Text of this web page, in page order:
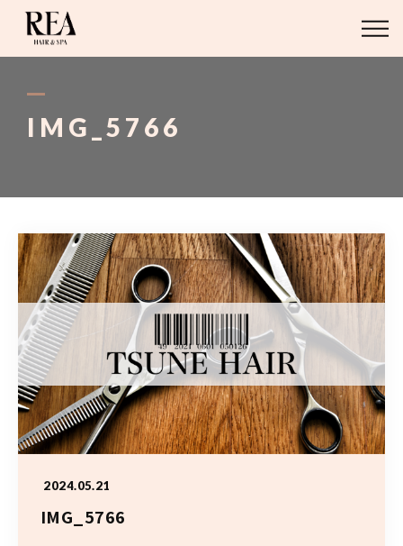
IMG_5766
2024.05.21
IMG_5766
ABOUT
MENU
ACCESS
03-6421-2751
10:00〜19:00 （最終受付はメニューにより異なります）
火曜日定休/予約制